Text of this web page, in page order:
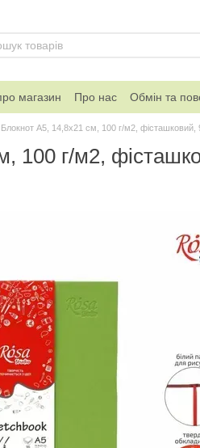
магазин Про нас Обмін та
магазину
Блокнот A5, 14,8х21 см, 100 г/м2, фісташковий,
100 г/м2,